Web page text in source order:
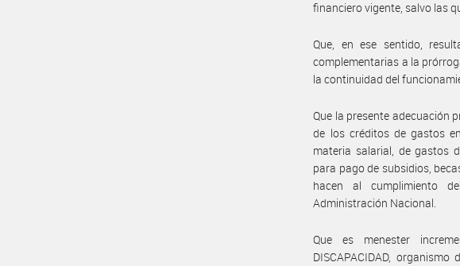
financiero vigente, salvo las
Que, en ese sentido,
complementarias a la
la continuidad del
Que la presente adecuación
de los créditos de gastos
materia salarial, de gastos
para pago de subsidios,
hacen al cumplimiento
Administración Nacional.
Que es menester
DISCAPACIDAD,